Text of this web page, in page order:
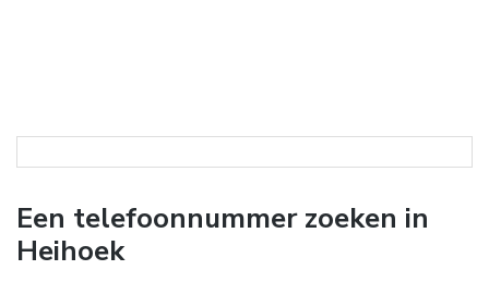
Een telefoonnummer zoeken in
Heihoek